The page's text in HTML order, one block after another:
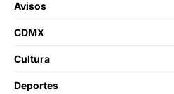
Avisos
CDMX
Cultura
Deportes